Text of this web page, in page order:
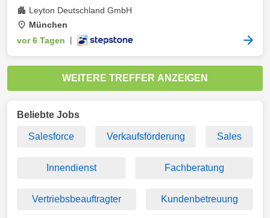
Leyton Deutschland GmbH
München
vor 6 Tagen
WEITERE TREFFER ANZEIGEN
Beliebte Jobs
Salesforce Verkaufsförderung Sales
Innendienst Fachberatung
Vertriebsbeauftragter Kundenbetreuung